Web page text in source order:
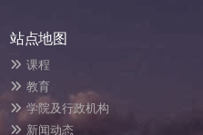
站点地图
课程
教育
学院及行政机构
新闻动态